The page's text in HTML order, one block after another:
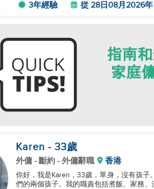
3年經驗 從 28日08月2026年
Karen - 33歲
外傭 - 斷約 - 外傭辭職 香港
你好，我是Karen，33歲，單身，沒有孩
們的兩個孩子。我的職責包括煮飯、家務